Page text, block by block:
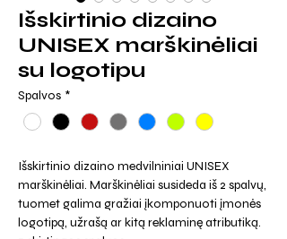
Išskirtinio dizaino
UNISEX marškinėliai
su logotipu
Spalvos *
Išskirtinio dizaino medvilniniai UNISEX
marškinėliai. Marškinėliai susideda iš 2 spalvų,
tuomet galima gražiai įkomponuoti įmonės
logotipą, užrašą ar kitą reklaminę atributiką.